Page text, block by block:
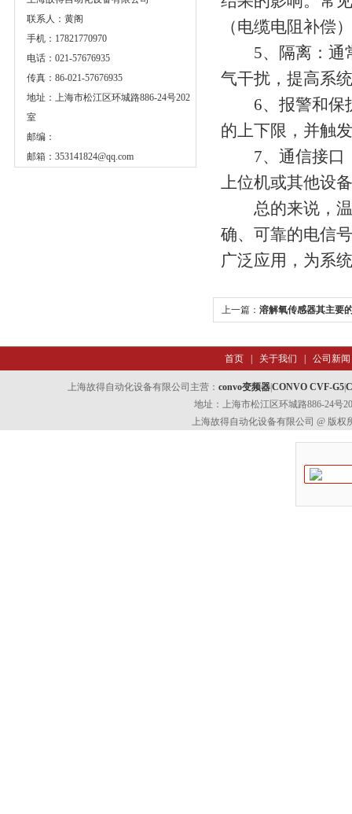
联系人：黄阁
手机：17821770970
电话：021-57676935
传真：86-021-57676935
地址：上海市松江区环城路886-24号202
室
邮编：
邮箱： 353141824@qq.com
（电缆电阻补偿
5、隔离：通常
气干扰，提高系
6、报警和保护
的上下限，并触
7、通信接口：
上位机或其他设
总的来说，温
确、可靠的电信
广泛应用，为系
上一篇： 溶解氧传感器其主要
首页| 关于我们 公司新闻
上海故得自动化设备有限公司主营： convo变频器|CONVO CVF-G5|
地址：上海市松江区环城路886-24号
上海故得自动化设备有限公司 @ 版权